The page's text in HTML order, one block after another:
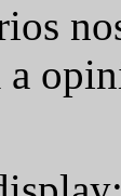
a